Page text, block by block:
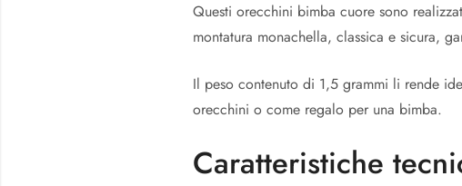
Questi orecchini bimba cuore sono
montatura monachella, classica e sicura,
Il peso contenuto di 1,5 grammi li rende
orecchini o come regalo per una bimba.
Caratteristiche